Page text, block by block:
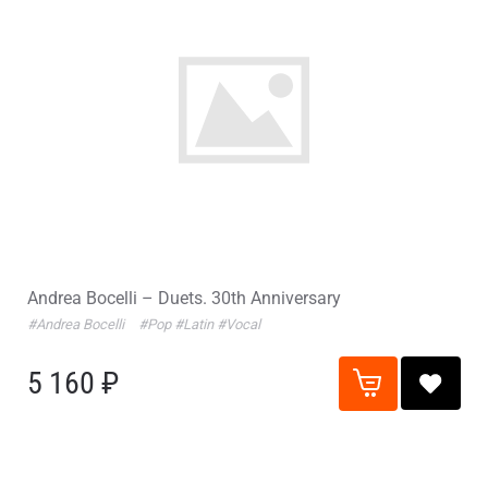
Andrea Bocelli – Duets. 30th Anniversary
#Andrea Bocelli #Pop #Latin #Vocal
5 160 ₽